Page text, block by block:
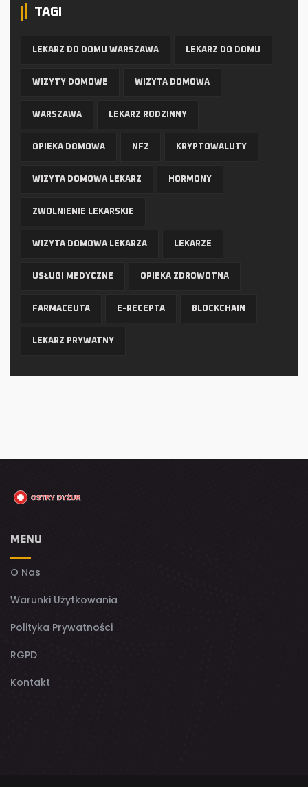
TAGI
LEKARZ DO DOMU WARSZAWA LEKARZ DO DOMU
WIZYTY DOMOWE WIZYTA DOMOWA
WARSZAWA LEKARZ RODZINNY
OPIEKA DOMOWA NFZ KRYPTOWALUTY
WIZYTA DOMOWA LEKARZ HORMONY
ZWOLNIENIE LEKARSKIE
WIZYTA DOMOWA LEKARZA LEKARZE
USŁUGI MEDYCZNE OPIEKA ZDROWOTNA
FARMACEUTA E-RECEPTA BLOCKCHAIN
LEKARZ PRYWATNY
MENU
O Nas
Warunki Użytkowania
Polityka Prywatności
RGPD
Kontakt